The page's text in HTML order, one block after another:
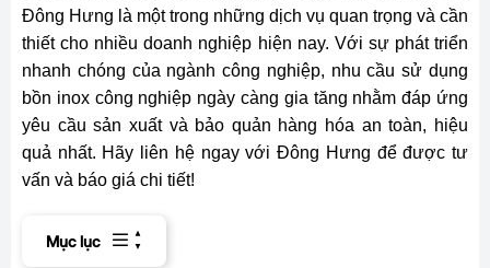
Đông Hưng là một trong những dịch vụ quan trọng và cần
thiết cho nhiều doanh nghiệp hiện nay. Với sự phát triển
nhanh chóng của ngành công nghiệp, nhu cầu sử dụng
bồn inox công nghiệp ngày càng gia tăng nhằm đáp ứng
yêu cầu sản xuất và bảo quản hàng hóa an toàn, hiệu
quả nhất. Hãy liên hệ ngay với Đông Hưng để được tư
vấn và báo giá chi tiết!
Mục lục